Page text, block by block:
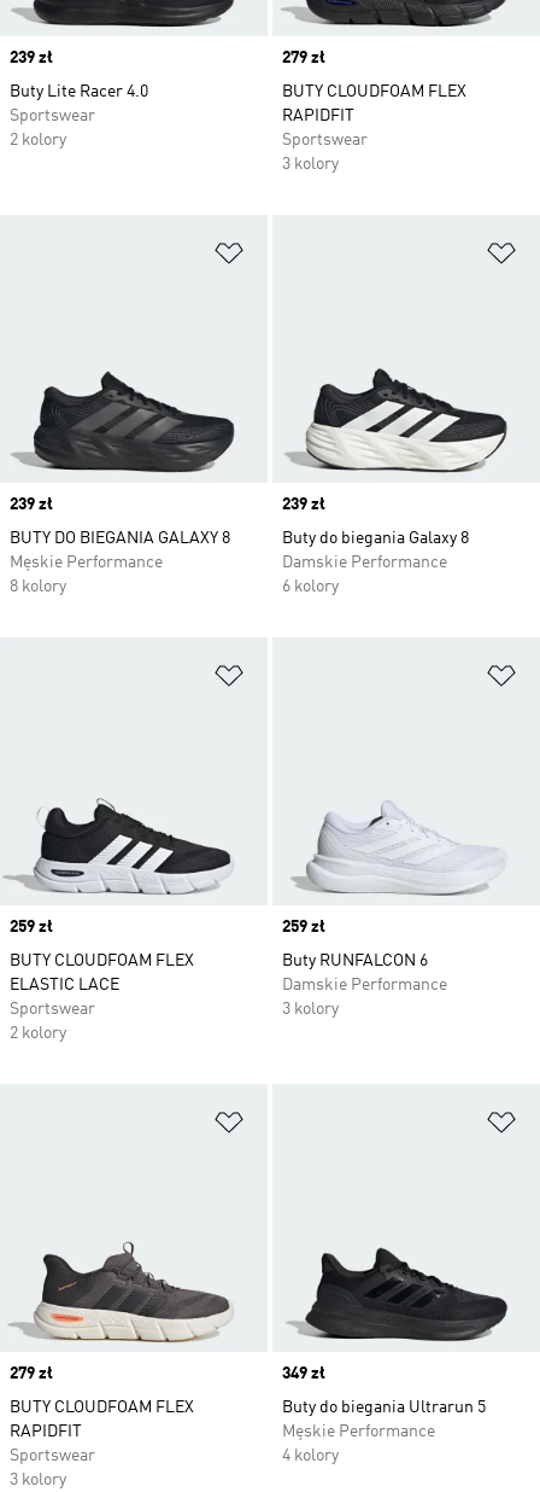
Price
239 zł
Buty Lite Racer 4.0
Sportswear
2 kolory
Price
279 zł
BUTY CLOUDFOAM FLEX
RAPIDFIT
Sportswear
3 kolory
Price
239 zł
BUTY DO BIEGANIA GALAXY 8
Męskie Performance
8 kolory
Price
239 zł
Buty do biegania Galaxy 8
Damskie Performance
6 kolory
Price
259 zł
BUTY CLOUDFOAM FLEX
ELASTIC LACE
Sportswear
2 kolory
Price
259 zł
Buty RUNFALCON 6
Damskie Performance
3 kolory
Price
279 zł
BUTY CLOUDFOAM FLEX
RAPIDFIT
Sportswear
3 kolory
Price
349 zł
Buty do biegania Ultrarun 5
Męskie Performance
4 kolory